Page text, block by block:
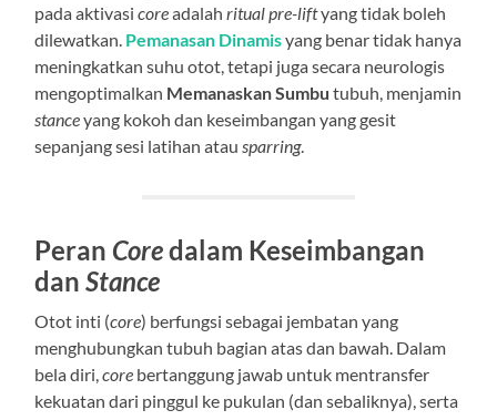
pada aktivasicoreadalahritual pre-liftyang tidak boleh
dilewatkan. Pemanasan Dinamisyang benar tidak hanya
meningkatkan suhu otot, tetapi juga secara neurologis
mengoptimalkan Memanaskan Sumbu tubuh, menjamin
stanceyang kokoh dan keseimbangan yang gesit
sepanjang sesi latihan atau sparring.
Peran Coredalam Keseimbangan
danStance
Otot inti (core) berfungsi sebagai jembatan yang
menghubungkan tubuh bagian atas dan bawah. Dalam
bela diri,core bertanggung jawab untuk mentransfer
kekuatan dari pinggul ke pukulan (dan sebaliknya), serta